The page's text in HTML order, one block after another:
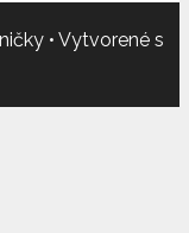
• Vytvorené s